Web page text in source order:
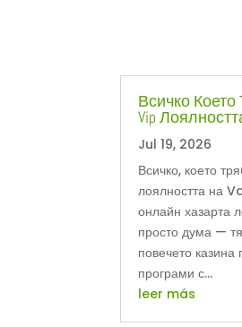
Всичко
Vip
Jul 19, 2026
Всичко, което
лоялността на
онлайн хазарта
просто дума —
повечето казина
програми с...
leer más